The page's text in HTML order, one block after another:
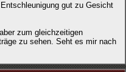
gut zu Gesicht
zum gleichzeitigen
zu sehen. Seht es mir nach